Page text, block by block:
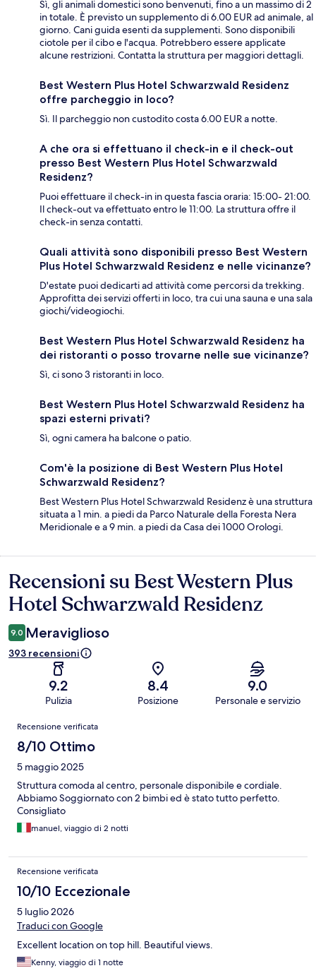
Sì, gli animali domestici sono benvenuti, fino a un massimo di 2
in totale. È previsto un supplemento di 6.00 EUR ad animale, al
giorno. Cani guida esenti da supplementi. Sono disponibili
ciotole per il cibo e l'acqua. Potrebbero essere applicate
alcune restrizioni. Contatta la struttura per maggiori dettagli.
Best Western Plus Hotel Schwarzwald Residenz
offre parcheggio in loco?
Sì. Il parcheggio non custodito costa 6.00 EUR a notte.
A che ora si effettuano il check-in e il check-out
presso Best Western Plus Hotel Schwarzwald
Residenz?
Puoi effettuare il check-in in questa fascia oraria: 15:00- 21:00.
Il check-out va effettuato entro le 11:00. La struttura offre il
check-in senza contatti.
Quali attività sono disponibili presso Best Western
Plus Hotel Schwarzwald Residenz e nelle vicinanze?
D'estate puoi dedicarti ad attività come percorsi da trekking.
Approfitta dei servizi offerti in loco, tra cui una sauna e una sala
giochi/videogiochi.
Best Western Plus Hotel Schwarzwald Residenz ha
dei ristoranti o posso trovarne nelle sue vicinanze?
Sì, ci sono 3 ristoranti in loco.
Best Western Plus Hotel Schwarzwald Residenz ha
spazi esterni privati?
Sì, ogni camera ha balcone o patio.
Com'è la posizione di Best Western Plus Hotel
Schwarzwald Residenz?
Best Western Plus Hotel Schwarzwald Residenz è una struttura
situata a 1 min. a piedi da Parco Naturale della Foresta Nera
Meridionale e a 9 min. a piedi da Casa dei 1000 Orologi.
Recensioni
Recensioni su Best Western Plus
Hotel Schwarzwald Residenz
9.0 Meraviglioso
393 recensioni
9.2
Pulizia
8.4
Posizione
9.0
Personale e servizio
Recensioni
Recensione verificata
8/10 Ottimo
5 maggio 2025
Struttura comoda al centro, personale disponibile e cordiale.
Abbiamo Soggiornato con 2 bimbi ed è stato tutto perfetto.
Consigliato
manuel, viaggio di 2 notti
Recensione verificata
10/10 Eccezionale
5 luglio 2026
Traduci con Google
Excellent location on top hill. Beautiful views.
Kenny, viaggio di 1 notte